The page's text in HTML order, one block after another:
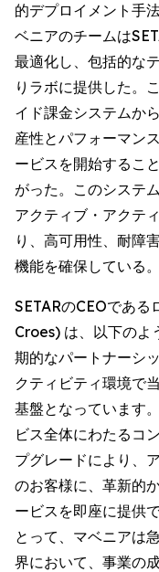
的デプロイメント手
ベニアのチームは
最適化し、包括的な
りラボに提供した。
イド課金システムか
産性とパフォーマン
ービスを開始するこ
がった。このシステ
アクティブ・アクテ
り、高可用性、耐障
機能を確保している。
SETARのCEOであ
Croes) は、以下のよ
期的なパートナーシ
クティビティ環境で
基盤となっています
ビス全体にわたるコ
プグレードにより、
のお客様に、革新的
ービスを即座に提供
とって、マベニアは
界において、事業の